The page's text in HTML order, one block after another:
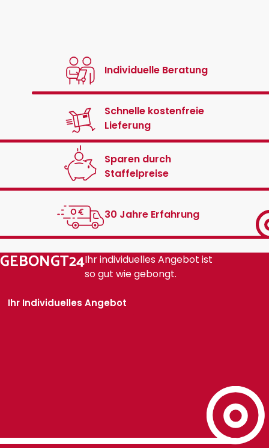
Individuelle Beratung
Schnelle kostenfreie
Lieferung
Sparen durch
Staffelpreise
30 Jahre Erfahrung
GEBONGT24Ihr individuelles Angebot ist
so gut wie gebongt.
Ihr Individuelles Angebot